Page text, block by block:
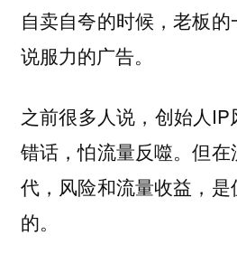
自卖自夸的时候，老板
说服力的广告。
之前很多人说，创始人
错话，怕流量反噬。但
代，风险和流量收益，
的。